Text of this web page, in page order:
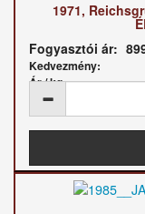
1971,
Fogyasztói ár:
Kedvezmény:
Ár / kg: